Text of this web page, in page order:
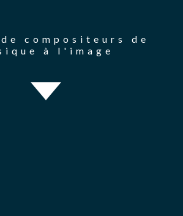
compositeurs de
à l'image